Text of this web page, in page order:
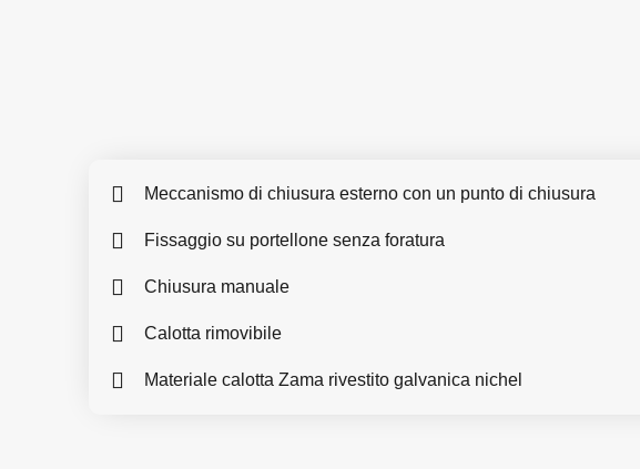
Meccanismo di chiusura esterno con un punto di chiusura
Fissaggio su portellone senza foratura
Chiusura manuale
Calotta rimovibile
Materiale calotta Zama rivestito galvanica nichel